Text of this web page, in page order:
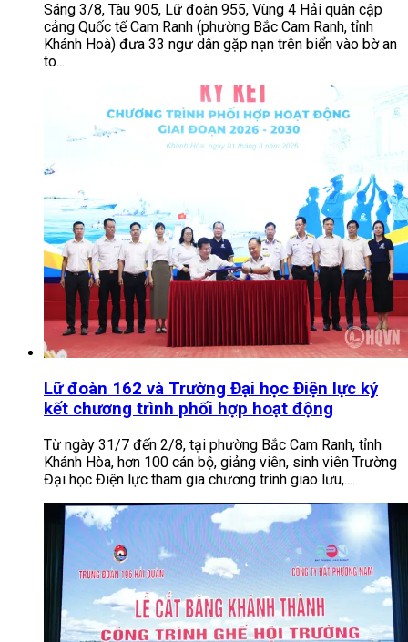
Sáng 3/8, Tàu 905, Lữ đoàn 955, Vùng 4 Hải quân cập
cảng Quốc tế Cam Ranh (phường Bắc Cam Ranh, tỉnh
Khánh Hoà) đưa 33 ngư dân gặp nạn trên biển vào bờ an
to...
Lữ đoàn 162 và Trường Đại học Điện lực ký
kết chương trình phối hợp hoạt động
Từ ngày 31/7 đến 2/8, tại phường Bắc Cam Ranh, tỉnh
Khánh Hòa, hơn 100 cán bộ, giảng viên, sinh viên Trường
Đại học Điện lực tham gia chương trình giao lưu,....